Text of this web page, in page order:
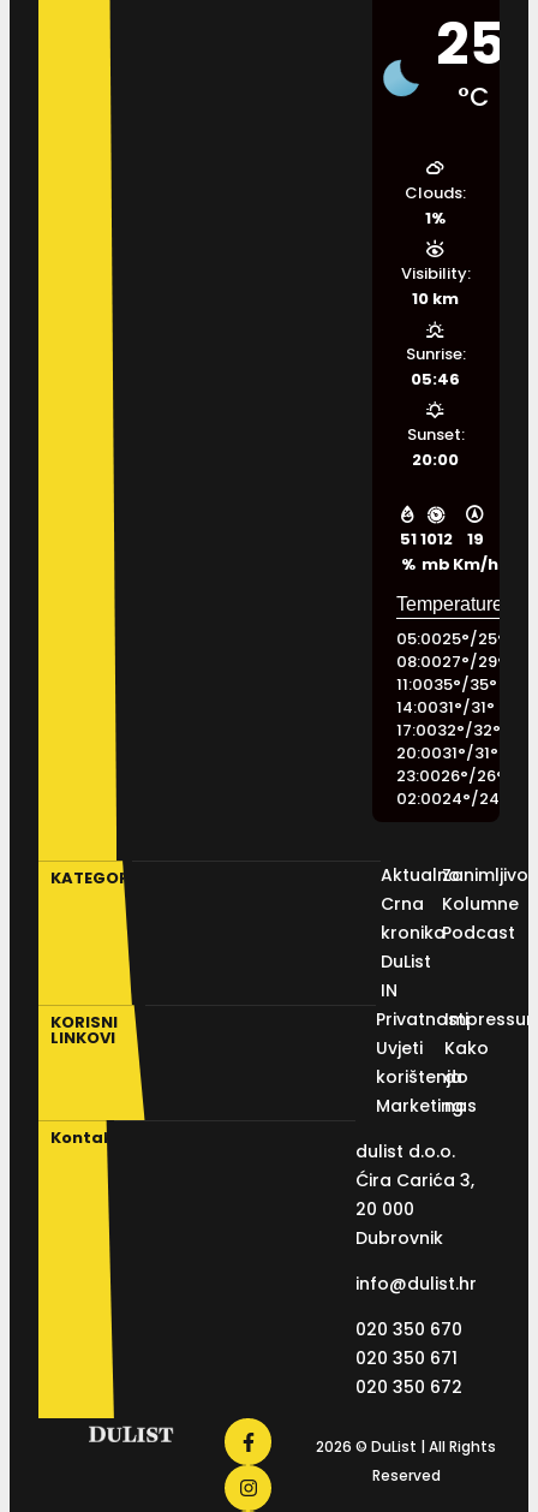
25
°C
51
%
1012
mb
19
Km/h
Clouds:
1%
Visibility:
10 km
Sunrise:
05:46
Sunset:
20:00
05:0025°/25°
08:0027°/29°
11:0035°/35°
14:0031°/31°
17:0032°/32°
20:0031°/31°
23:0026°/26°
02:0024°/24
KATEGORIJE
Aktualno
Crna
kronika
DuList
IN
Kolumne
Podcast
KORISNI
LINKOVI
Privatnosti
Uvjeti
korištenja
Marketing
Kako
do
nas
Kontakt
dulist d.o.o.
Ćira Carića 3,
20 000
Dubrovnik
info@dulist.hr
020 350 670
020 350 671
020 350 672
2026 © DuList | All Rights
Reserved